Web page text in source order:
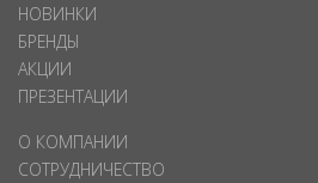
НОВИНКИ
БРЕНДЫ
АКЦИИ
ПРЕЗЕНТАЦИИ
О КОМПАНИИ
СОТРУДНИЧЕСТВО